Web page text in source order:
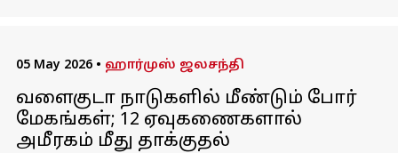
05 May 2026 • ஹார்முஸ் ஜலசந்தி
வளைகுடா நாடுகளில் மீண்டும் போர்
மேகங்கள்; 12 ஏவுகணைகளால்
அமீரகம் மீது தாக்குதல்